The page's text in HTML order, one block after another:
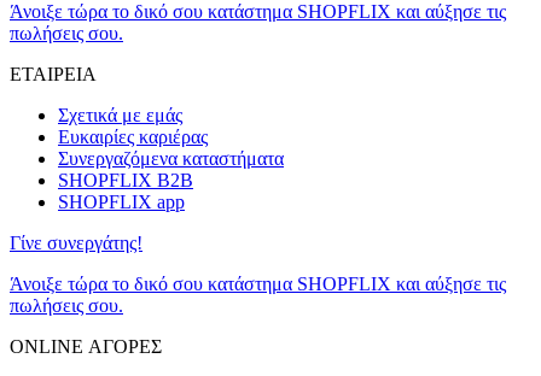
Άνοιξε τώρα το δικό σου κατάστημα SHOPFLIX και αύξησε τις
πωλήσεις σου.
ΕΤΑΙΡΕΙΑ
Σχετικά με εμάς
Ευκαιρίες καριέρας
Συνεργαζόμενα καταστήματα
SHOPFLIX B2B
SHOPFLIX app
Γίνε συνεργάτης!
Άνοιξε τώρα το δικό σου κατάστημα SHOPFLIX και αύξησε τις
πωλήσεις σου.
ONLINE ΑΓΟΡΕΣ